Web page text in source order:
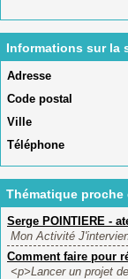
Informations sur la
Adresse
Code postal
Ville
Téléphone
Thématique
Serge POINTIERE -
Mon Activité
Comment faire pour
<p>Lancer un projet